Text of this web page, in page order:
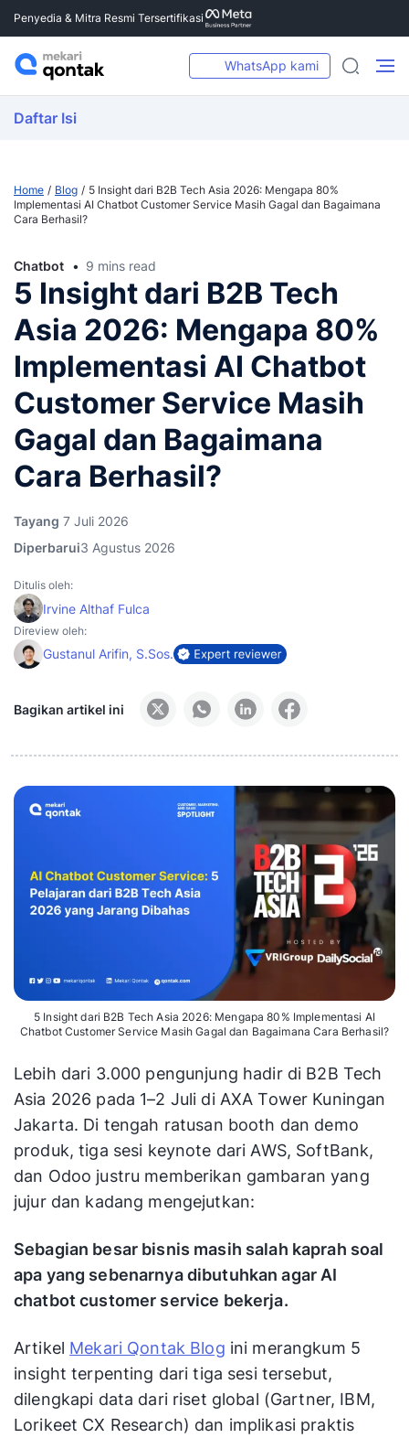
Penyedia & Mitra Resmi Tersertifikasi
WhatsApp kami
Daftar Isi
Home Blog
5 Insight dari B2B Tech Asia 2026: Mengapa 80%
Implementasi AI Chatbot Customer Service Masih Gagal dan Bagaimana
Cara Berhasil?
Chatbot 9 mins read
5 Insight dari B2B Tech
Asia 2026: Mengapa 80%
Implementasi AI Chatbot
Customer Service Masih
Gagal dan Bagaimana
Cara Berhasil?
Tayang 7 Juli 2026
Diperbarui3 Agustus 2026
Ditulis oleh:
Irvine Althaf Fulca
Direview oleh:
Gustanul Arifin, S.Sos.
Bagikan artikel ini
5 Insight dari B2B Tech Asia 2026: Mengapa 80% Implementasi AI
Chatbot Customer Service Masih Gagal dan Bagaimana Cara Berhasil?
Lebih dari 3.000 pengunjung hadir di B2B Tech
Asia 2026 pada 1–2 Juli di AXA Tower Kuningan
Jakarta. Di tengah ratusan booth dan demo
produk, tiga sesi keynote dari AWS, SoftBank,
dan Odoo justru memberikan gambaran yang
jujur dan kadang mengejutkan:
Sebagian besar bisnis masih salah kaprah soal
apa yang sebenarnya dibutuhkan agar AI
chatbot customer service bekerja.
Artikel Mekari Qontak Blog ini merangkum 5
insight terpenting dari tiga sesi tersebut,
dilengkapi data dari riset global (Gartner, IBM,
Lorikeet CX Research) dan implikasi praktis